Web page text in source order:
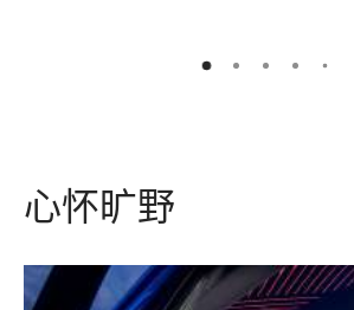
1 2 3 4 5
心怀旷野